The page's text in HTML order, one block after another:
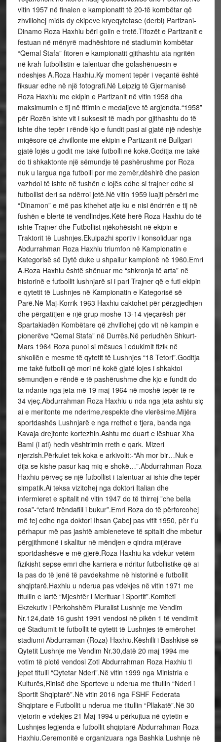
vitin 1957 në finalen e kampionatit të 20-të kombëtar që
zhvillohej midis dy ekipeve kryeqytetase (derbi) Partizani-
Dinamo Roza Haxhiu bëri golin e tretë.Tifozët e Partizanit e
festuan në mënyrë madhështore në stadiumin kombëtar
“Qemal Stafa” fitoren e kampionatit gjithashtu ata ngritën
në krah futbollistin e talentuar dhe golashënuesin e
ndeshjes A.Roza Haxhiu.Ky moment tepër i veçantë është
fiksuar edhe në një fotografi.Në Leipzig të Gjermanisë
Roza Haxhiu me ekipin e Partizanit në vitin 1958 dha
maksimumin e tij në fitimin e medaljeve të argjendta.“1958”
për Rozën ishte vit i suksesit të madh por gjithashtu do të
ishte dhe tepër i rëndë kjo e fundit pasi ai gjatë një ndeshje
miqësore që zhvillonte me ekipin e Partizanit në Bullgari
gjatë lojës u godit me takë futbolli në kokë.Goditja me takë
do ti shkaktonte një sëmundje të pashërushme por Roza
nuk u largua nga futbolli por me zemër,dëshirë dhe pasion
vazhdoi të ishte në fushën e lojës edhe si trajner edhe si
futbollist deri sa ndërroi jetë.Në vitin 1959 luajti përsëri me
“Dinamon” e më pas kthehet atje ku e nisi ëndrrën e tij në
fushën e blertë të vendlindjes.Këtë herë Roza Haxhiu do të
ishte Trajner dhe Futbollist njëkohësisht në ekipin e
Traktorit të Lushnjes.Ekuipazhi sportiv i konsoliduar nga
Abdurrahman Roza Haxhiu triumfon në Kampionatin e
Kategorisë së Dytë duke u shpallur kampionë në 1960.Emri
A.Roza Haxhiu është shënuar me “shkronja të arta” në
historinë e futbollit lushnjarë si i pari Trajner që e futi ekipin
e qytetit të Lushnjes në Kampionatin e Kategorisë së
Parë.Në Maj-Korrik 1963 Haxhiu caktohet për përzgjedhjen
dhe përgatitjen e një grup moshe 13-14 vjeçarësh për
Spartakiadën Kombëtare që zhvillohej çdo vit në kampin e
pionerëve “Qemal Stafa” në Durrës.Në periudhën Shkurt-
Mars 1964 Roza punoi si mësues i edukimit fizik në
shkollën e mesme të qytetit të Lushnjes “18 Tetori”.Goditja
me takë futbolli që mori në kokë gjatë lojes i shkaktoi
sëmundjen e rëndë e të pashërushme dhe kjo e fundit do
ta ndante nga jeta më 19 maj 1964 në moshë tepër të re
34 vjeç.Abdurrahman Roza Haxhiu u nda nga jeta ashtu siç
ai e meritonte me nderime,respekte dhe vlerësime.Mijëra
sportdashës Lushnjarë e nga rrethet e tjera, banda nga
Kavaja drejtonte kortezhin.Ashtu me duart e lëshuar Xha
Bami (i ati) hedh vështrimin rreth e qark. Mizeri
njerzish.Përkulet tek koka e arkivolit:-“Ah mor bir…Nuk e
dija se kishe pasur kaq miq e shokë…”.Abdurrahman Roza
Haxhiu përveç se një futbollist i talentuar ai ishte dhe tepër
simpatik.Ai teksa vizitohej nga doktori Italian dhe
infermieret e spitalit në vitin 1947 do të thirrej ”che bella
rosa”-“cfarë trëndafili i bukur”.Emri Roza do të përforcohej
më tej edhe nga doktori Ihsan Çabej pas vitit 1950, për t’u
përhapur më pas jashtë ambieneteve të spitalit dhe mbetur
përgjithmonë i skalitur në mëndjen e qindra mijërave
sportdashësve e më gjerë.Roza Haxhiu ka vdekur vetëm
fizikisht sepse emri dhe karriera e ndritur futbollistike që ai
la pas do të jenë të pavdekshme në historinë e futbollit
shqiptarë.Haxhiu u nderua pas vdekjes në vitin 1971 me
titullin e lartë “Mjeshtër i Merituar i Sportit”.Komiteti
Ekzekutiv i Përkohshëm Pluralist Lushnje me Vendim
Nr.124,datë 16 gusht 1991 vendosi në pikën 1 të vendimit
që Stadiumit të futbollit të qytetit të Lushnjes të emërohet
stadiumi Abdurraman (Roza) Haxhiu.Këshilli i Bashkisë së
Qytetit Lushnje me Vendim Nr.30,datë 20 maj 1994 me
votim të plotë vendosi Zoti Abdurrahman Roza Haxhiu ti
jepet titulli “Qytetar Nderi”.Në vitin 1999 nga Ministria e
Kulturës,Rinisë dhe Sporteve u nderua me titullin “Nderi i
Sportit Shqiptarë”.Në vitin 2016 nga FSHF Federata
Shqiptare e Futbollit u nderua me titullin “Pllakatë”.Në 30
vjetorin e vdekjes 21 Maj 1994 u përkujtua në qytetin e
Lushnjes legjenda e futbollit shqiptarë Abdurrahman Roza
Haxhiu.Ceremonitë e organizuara nga Bashkia Lushnje në